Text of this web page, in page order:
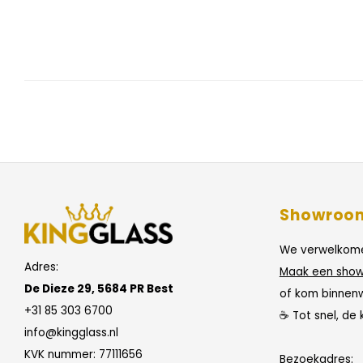
Adres:
De Dieze 29, 5684 PR Best
+31 85 303 6700
info@kingglass.nl
KVK nummer: 77111656
We
Maak een
of kom
☕ Tot snel,
Bezoekadres: